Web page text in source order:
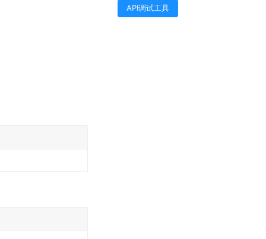
API调试工具